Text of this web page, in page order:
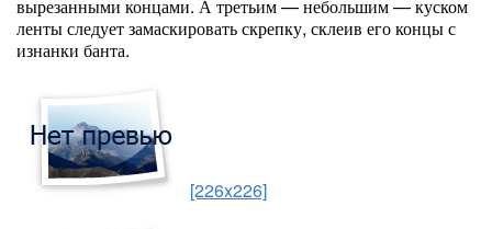
вырезанными концами. А третьим — небольшим — куском
ленты следует замаскировать скрепку, склеив его концы с
изнанки банта.
[226x226]